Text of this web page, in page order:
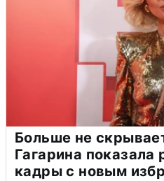
Больше не
Гагарина показала
кадры с новым